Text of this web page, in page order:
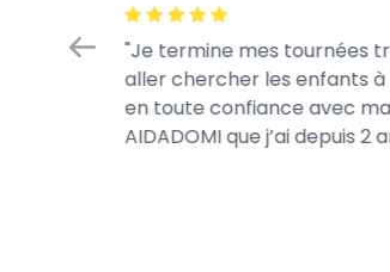
Je termine mes tournées
aller chercher les enfants à
en toute confiance avec
AIDADOMI que j’ai depuis 2